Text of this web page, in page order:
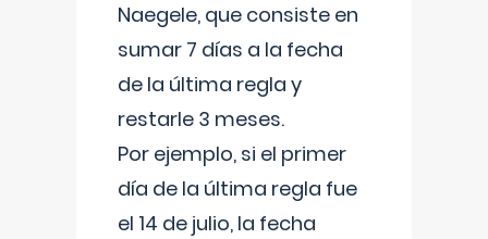
Naegele, que consiste en
sumar 7 días a la fecha
de la última regla y
restarle 3 meses.
Por ejemplo, si el primer
día de la última regla fue
el 14 de julio, la fecha